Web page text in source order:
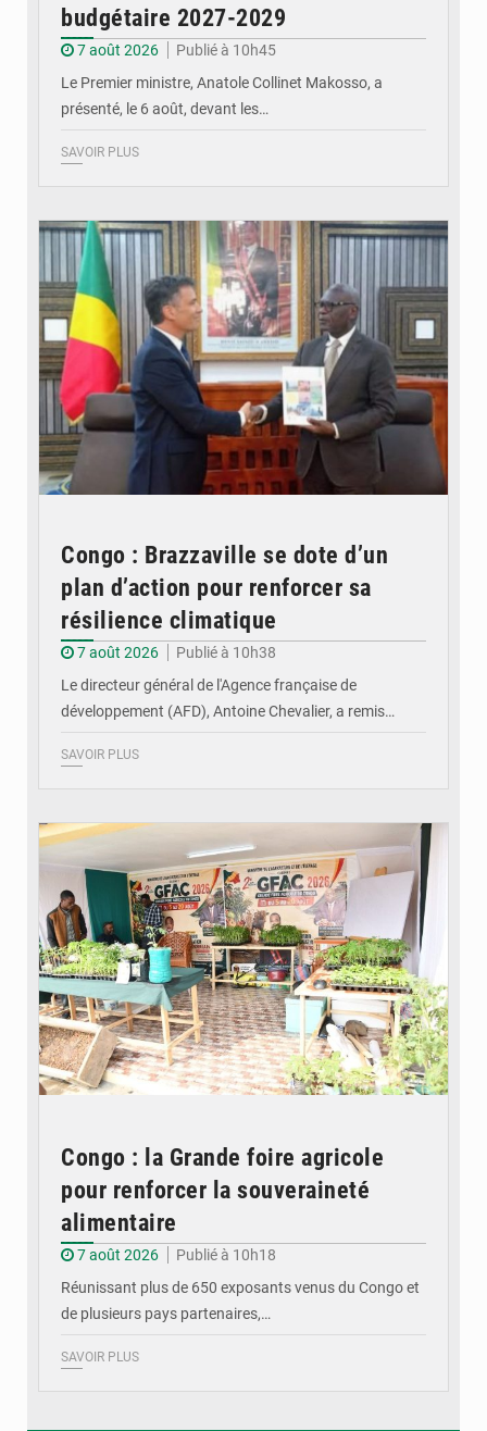
budgétaire 2027-2029
7 août 2026
Publié à 10h45
Le Premier ministre, Anatole Collinet Makosso, a
présenté, le 6 août, devant les…
SAVOIR PLUS
Congo : Brazzaville se dote d’un
plan d’action pour renforcer sa
résilience climatique
7 août 2026
Publié à 10h38
Le directeur général de l'Agence française de
développement (AFD), Antoine Chevalier, a remis…
SAVOIR PLUS
Congo : la Grande foire agricole
pour renforcer la souveraineté
alimentaire
7 août 2026
Publié à 10h18
Réunissant plus de 650 exposants venus du Congo et
de plusieurs pays partenaires,…
SAVOIR PLUS